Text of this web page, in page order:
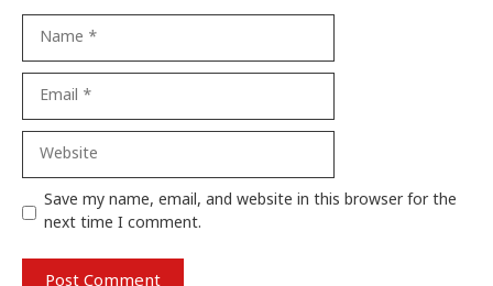
Website
Save my name, email, and website in this browser for the
next time I comment.